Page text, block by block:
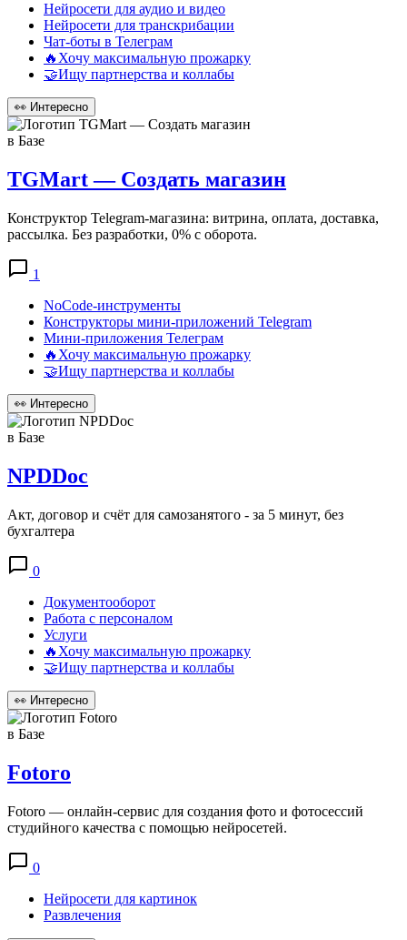
Нейросети для аудио и видео
Нейросети для транскрибации
Чат-боты в Телеграм
🔥Хочу максимальную прожарку
🤝Ищу партнерства и коллабы
👀 Интересно
в Базе
TGMart — Создать магазин
Конструктор Telegram-магазина: витрина, оплата, доставка,
рассылка. Без разработки, 0% с оборота.
1
NoCode-инструменты
Конструкторы мини-приложений Telegram
Мини-приложения Телеграм
🔥Хочу максимальную прожарку
🤝Ищу партнерства и коллабы
👀 Интересно
в Базе
NPDDoc
Акт, договор и счёт для самозанятого - за 5 минут, без
бухгалтера
0
Документооборот
Работа с персоналом
Услуги
🔥Хочу максимальную прожарку
🤝Ищу партнерства и коллабы
👀 Интересно
в Базе
Fotoro
Fotoro — онлайн-сервис для создания фото и фотосессий
студийного качества с помощью нейросетей.
0
Нейросети для картинок
Развлечения